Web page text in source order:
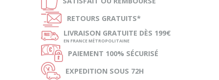
Ñ RETOURS GRATUITS*
ø LIVRAISON GRATUITE DÈS 199€
EN FRANCE MÉTROPOLITAINE
Ø PAIEMENT 100% SÉCURISÉ
Ù EXPEDITION SOUS 72H